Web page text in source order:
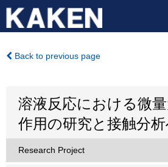
Back to previous page
溶液反応における微
作用の研究と接触分
Research Project